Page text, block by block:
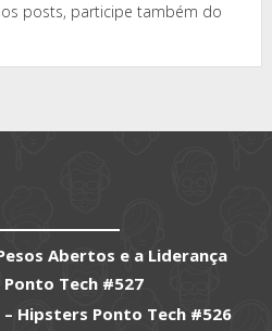
posts, participe também do
Abertos e a Liderança
Ponto Tech #527
– Hipsters Ponto Tech #526